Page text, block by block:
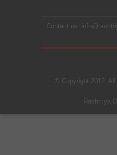
Contact us:
© Copyright 2012.
Rashtriya